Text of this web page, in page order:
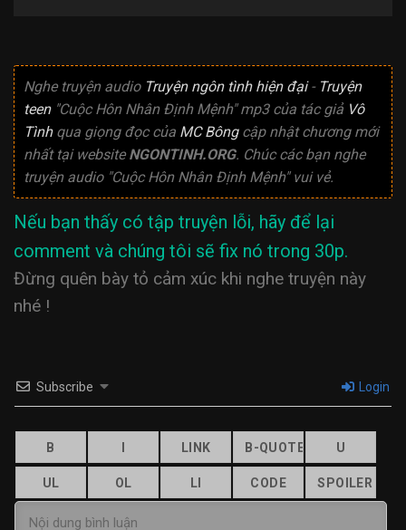
Nghe truyện audio Truyện ngôn tình hiện đại- Truyện
teen"Cuộc Hôn Nhân Định Mệnh" mp3 của tác giả Vô
Tìnhqua giọng đọc của MC Bôngcập nhật chương mới
nhất tại website NGONTINH.ORG. Chúc các bạn nghe
truyện audio "Cuộc Hôn Nhân Định Mệnh" vui vẻ.
Nếu bạn thấy có tập truyện lỗi, hãy để lại
comment và chúng tôi sẽ fix nó trong 30p.
Đừng quên bày tỏ cảm xúc khi nghe truyện này
nhé !
Subscribe Login